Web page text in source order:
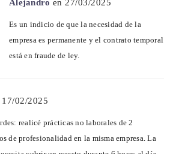
Alejandro en 27/03/2025
Es un indicio de que la necesidad de la
empresa es permanente y el contrato temporal
está en fraude de ley.
17/02/2025
realicé prácticas no laborales de 2
de profesionalidad en la misma empresa. La